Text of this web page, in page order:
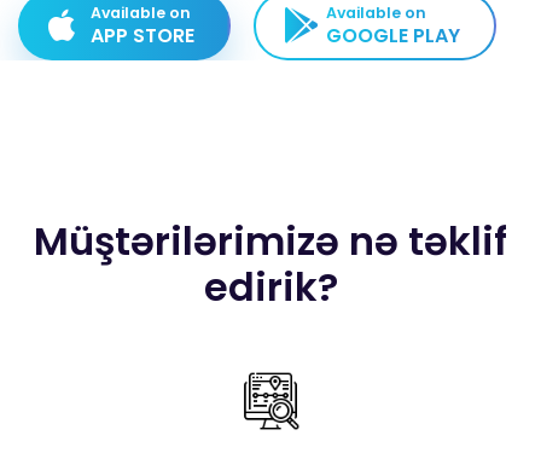
Available on
APP STORE
Available on
GOOGLE PLAY
Müştərilərimizə nə təklif
edirik?